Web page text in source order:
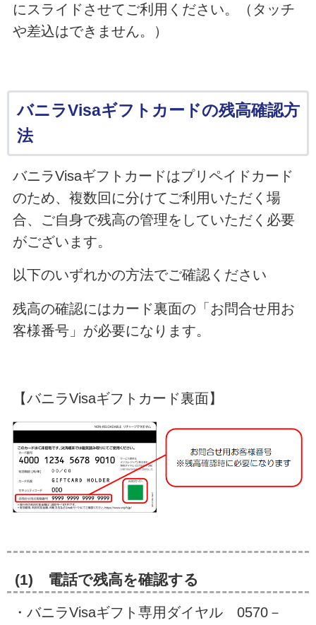
にスライドさせてご利用ください。（タッチ
や差込はできません。）
バニラVisaギフトカードの残高確認方
法
バニラVisaギフトカードはプリペイドカード
のため、複数回に分けてご利用いただく場
合、ご自身で残高の管理をしていただく必要
がございます。
以下のいずれかの方法でご確認ください
残高の確認にはカード裏面の「お問合せ用お
客様番号」が必要になります。
【バニラVisaギフトカード裏面】
(1) 電話で残高を確認する
・バニラVisaギフト専用ダイヤル 0570－